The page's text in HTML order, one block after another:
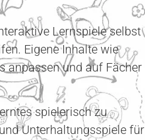
Lernspiele selbst
Eigene Inhalte wie
anpassen und auf Fächer
spielerisch zu
Unterhaltungsspiele für